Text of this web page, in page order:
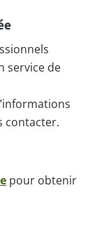
service de
contacter.
pour obtenir